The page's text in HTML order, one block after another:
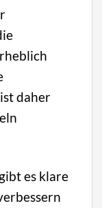
daher
es klare